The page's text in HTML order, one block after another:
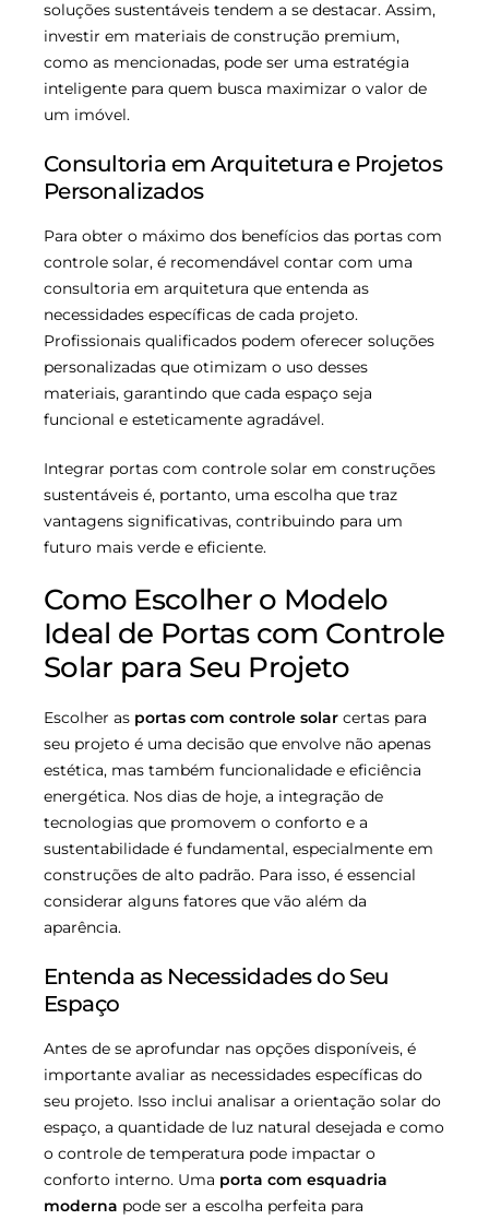
soluções sustentáveis tendem a se destacar. Assim,
investir em materiais de construção premium,
como as mencionadas, pode ser uma estratégia
inteligente para quem busca maximizar o valor de
um imóvel.
Consultoria em Arquitetura e Projetos
Personalizados
Para obter o máximo dos benefícios das portas com
controle solar, é recomendável contar com uma
consultoria em arquitetura que entenda as
necessidades específicas de cada projeto.
Profissionais qualificados podem oferecer soluções
personalizadas que otimizam o uso desses
materiais, garantindo que cada espaço seja
funcional e esteticamente agradável.
Integrar portas com controle solar em construções
sustentáveis é, portanto, uma escolha que traz
vantagens significativas, contribuindo para um
futuro mais verde e eficiente.
Como Escolher o Modelo
Ideal de Portas com Controle
Solar para Seu Projeto
Escolher as portas com controle solar certas para
seu projeto é uma decisão que envolve não apenas
estética, mas também funcionalidade e eficiência
energética. Nos dias de hoje, a integração de
tecnologias que promovem o conforto e a
sustentabilidade é fundamental, especialmente em
construções de alto padrão. Para isso, é essencial
considerar alguns fatores que vão além da
aparência.
Entenda as Necessidades do Seu
Espaço
Antes de se aprofundar nas opções disponíveis, é
importante avaliar as necessidades específicas do
seu projeto. Isso inclui analisar a orientação solar do
espaço, a quantidade de luz natural desejada e como
o controle de temperatura pode impactar o
conforto interno. Uma porta com esquadria
moderna pode ser a escolha perfeita para